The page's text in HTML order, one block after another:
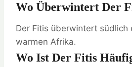
Wo Überwintert Der
Der Fitis überwintert südlich
warmen Afrika.
Wo Ist Der Fitis